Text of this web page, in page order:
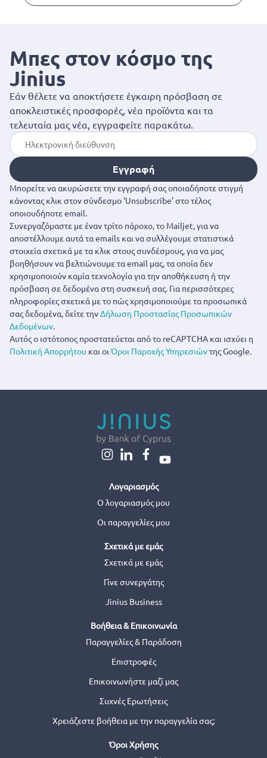
Μπες στον κόσμο της
Jinius
Εάν θέλετε να αποκτήσετε έγκαιρη πρόσβαση σε
αποκλειστικές προσφορές, νέα προϊόντα και τα
τελευταία μας νέα, εγγραφείτε παρακάτω.
Εγγραφή
Μπορείτε να ακυρώσετε την εγγραφή σας οποιαδήποτε στιγμή
κάνοντας κλικ στον σύνδεσμο ‘Unsubscribe’ στο τέλος
οποιουδήποτε email.
Συνεργαζόμαστε με έναν τρίτο πάροχο, το Mailjet, για να
αποστέλλουμε αυτά τα emails και να συλλέγουμε στατιστικά
στοιχεία σχετικά με τα κλικ στους συνδέσμους, για να μας
βοηθήσουν να βελτιώνουμε τα email μας, τα οποία δεν
χρησιμοποιούν καμία τεχνολογία για την αποθήκευση ή την
πρόσβαση σε δεδομένα στη συσκευή σας. Για περισσότερες
πληροφορίες σχετικά με το πώς χρησιμοποιούμε τα προσωπικά
σας δεδομένα, δείτε την Δήλωση Προστασίας Προσωπικών
Δεδομένων
Αυτός ο ιστότοπος προστατεύεται από το reCAPTCHA και ισχύει η
Πολιτική Απορρήτου και οιΌροι Παροχής Υπηρεσιώντης Google.
Λογαριασμός
Ο λογαριασμός μου
Οι παραγγελίες μου
Σχετικά με εμάς
Σχετικά με εμάς
Γίνε συνεργάτης
Jinius Business
Βοήθεια & Επικοινωνία
Παραγγελίες & Παράδοση
Επιστροφές
Επικοινωνήστε μαζί μας
Συχνές Ερωτήσεις
Χρειάζεστε βοήθεια με την παραγγελία σας;
Όροι Χρήσης